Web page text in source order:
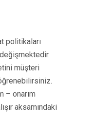
politikaları
müşteri
– onarım
aksamındaki